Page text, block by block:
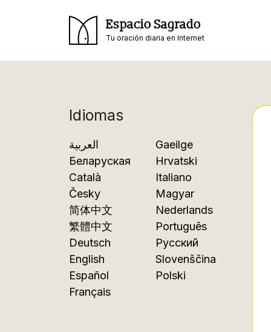
Espacio Sagrado
Tu oración diaria en Internet
Idiomas
العربية
Беларуская
Català
Česky
简体中文
繁體中文
Deutsch
English
Español
Français
Gaeilge
Hrvatski
Italiano
Magyar
Nederlands
Português
Русский
Slovenščina
Polski